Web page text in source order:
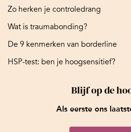
Zo herken je controledrang
Wat is traumabonding?
De 9 kenmerken van borderline
HSP-test: ben je hoogsensitief?
Blijf op de
Als eerste ons